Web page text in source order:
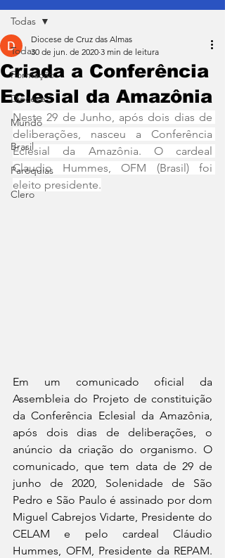
Todas
Formação
Diocese
Mundo
Brasil
Paróquias
Clero
Todas
Criada a Conferência
Eclesial da Amazônia
Diocese de Cruz das Almas
30 de jun. de 2020 3 min de leitura
Neste 29 de Junho, após dois dias de
deliberações, nasceu a Conferência
Eclesial da Amazônia. O cardeal
Claudio Hummes, OFM (Brasil) foi
eleito presidente.
Em um comunicado oficial da
Assembleia do Projeto de constituição
da Conferência Eclesial da Amazônia,
após dois dias de deliberações, o
anúncio da criação do organismo. O
comunicado, que tem data de 29 de
junho de 2020, Solenidade de São
Pedro e São Paulo é assinado por dom
Miguel Cabrejos Vidarte, Presidente do
CELAM e pelo cardeal Cláudio
Hummes, OFM, Presidente da REPAM.